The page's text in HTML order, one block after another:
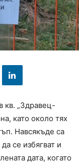
кв. „Здравец-
като около тях
Навсякъде са
се избягват и
дата, когато